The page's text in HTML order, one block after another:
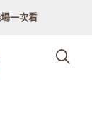
一次看